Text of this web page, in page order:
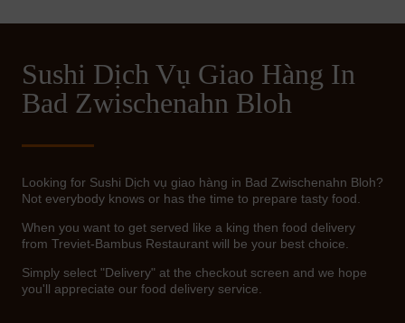
Sushi Dịch Vụ Giao Hàng In
Bad Zwischenahn Bloh
Looking for Sushi Dịch vụ giao hàng in Bad Zwischenahn Bloh?
Not everybody knows or has the time to prepare tasty food.
When you want to get served like a king then food delivery
from Treviet-Bambus Restaurant will be your best choice.
Simply select "Delivery" at the checkout screen and we hope
you'll appreciate our food delivery service.